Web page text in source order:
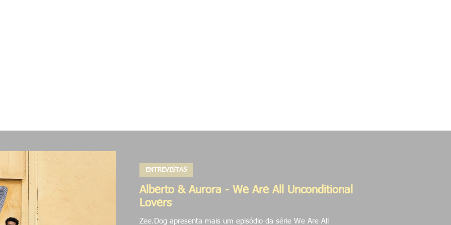
Alberto & Aurora - We Are All Unconditional
Lovers
Zee.Dog apresenta mais um episódio da série We Are All
ENTREVISTAS